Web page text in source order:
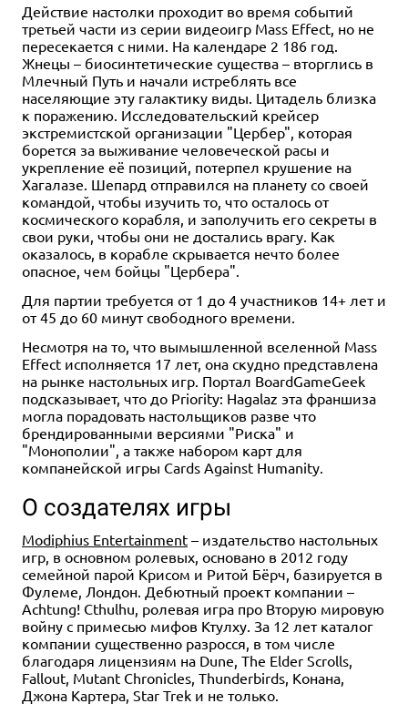
Действие настолки проходит во время событий
третьей части из серии видеоигр Mass Effect, но не
пересекается с ними. На календаре 2 186 год.
Жнецы – биосинтетические существа – вторглись в
Млечный Путь и начали истреблять все
населяющие эту галактику виды. Цитадель близка
к поражению. Исследовательский крейсер
экстремистской организации "Цербер", которая
борется за выживание человеческой расы и
укрепление её позиций, потерпел крушение на
Хагалазе. Шепард отправился на планету со своей
командой, чтобы изучить то, что осталось от
космического корабля, и заполучить его секреты в
свои руки, чтобы они не достались врагу. Как
оказалось, в корабле скрывается нечто более
опасное, чем бойцы "Цербера".
Для партии требуется от 1 до 4 участников 14+ лет и
от 45 до 60 минут свободного времени.
Несмотря на то, что вымышленной вселенной Mass
Effect исполняется 17 лет, она скудно представлена
на рынке настольных игр. Портал BoardGameGeek
подсказывает, что до Priority: Hagalaz эта франшиза
могла порадовать настольщиков разве что
брендированными версиями "Риска" и
"Монополии", а также набором карт для
компанейской игры Cards Against Humanity.
О создателях игры
Modiphius Entertainment – издательство настольных
игр, в основном ролевых, основано в 2012 году
семейной парой Крисом и Ритой Бёрч, базируется в
Фулеме, Лондон. Дебютный проект компании –
Achtung! Cthulhu, ролевая игра про Вторую мировую
войну с примесью мифов Ктулху. За 12 лет каталог
компании существенно разросся, в том числе
благодаря лицензиям на Dune, The Elder Scrolls,
Fallout, Mutant Chronicles, Thunderbirds, Конана,
Джона Картера, Star Trek и не только.